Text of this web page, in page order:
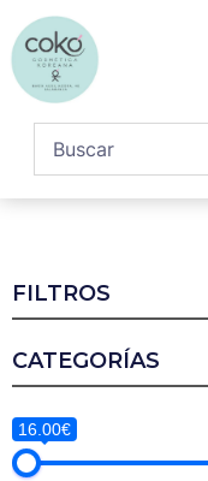
FILTROS
CATEGORÍAS
16.00€